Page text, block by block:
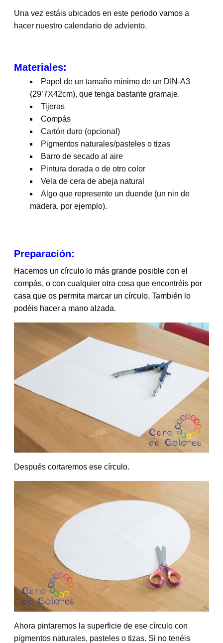
Una vez estáis ubicados en este periodo vamos a
hacer nuestro calendario de adviento.
Materiales:
Papel de un tamaño mínimo de un DIN-A3
(29’7X42cm), que tenga bastante gramaje.
Tijeras
Compás
Cartón duro (opcional)
Pigmentos naturales/pasteles o tizas
Barro de secado al aire
Pintura dorada o de otro color
Vela de cera de abeja natural
Algo que represente un duende (un nin de
madera, por ejemplo).
Preparación:
Hacemos un círculo lo más grande posible con el
compás, o con cualquier otra cosa que encontréis por
casa que os permita marcar un círculo. También lo
podéis hacer a mano alzada.
Después cortaremos ese círculo.
Ahora pintaremos la superficie de ese círculo con
pigmentos naturales, pasteles o tizas. Si no tenéis